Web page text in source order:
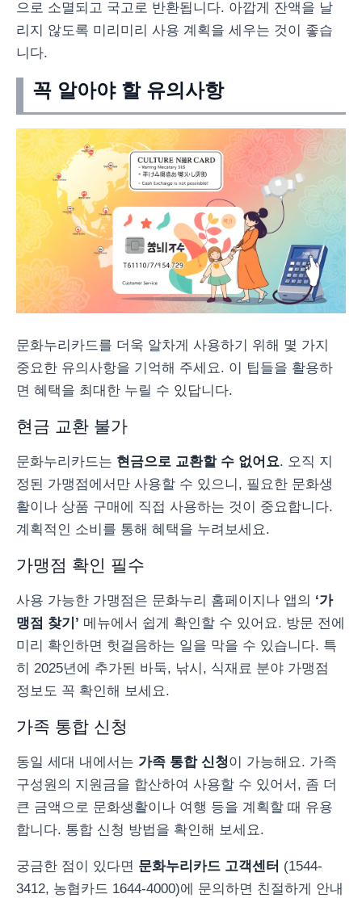
으로 소멸되고 국고로 반환됩니다. 아깝게 잔액을 날
리지 않도록 미리미리 사용 계획을 세우는 것이 좋습
니다.
꼭 알아야 할 유의사항
문화누리카드를 더욱 알차게 사용하기 위해 몇 가지
중요한 유의사항을 기억해 주세요. 이 팁들을 활용하
면 혜택을 최대한 누릴 수 있답니다.
현금 교환 불가
문화누리카드는 현금으로 교환할 수 없어요. 오직 지
정된 가맹점에서만 사용할 수 있으니, 필요한 문화생
활이나 상품 구매에 직접 사용하는 것이 중요합니다.
계획적인 소비를 통해 혜택을 누려보세요.
가맹점 확인 필수
사용 가능한 가맹점은 문화누리 홈페이지나 앱의 ‘가
맹점 찾기’ 메뉴에서 쉽게 확인할 수 있어요. 방문 전에
미리 확인하면 헛걸음하는 일을 막을 수 있습니다. 특
히 2025년에 추가된 바둑, 낚시, 식재료 분야 가맹점
정보도 꼭 확인해 보세요.
가족 통합 신청
동일 세대 내에서는 가족 통합 신청이 가능해요. 가족
구성원의 지원금을 합산하여 사용할 수 있어서, 좀 더
큰 금액으로 문화생활이나 여행 등을 계획할 때 유용
합니다. 통합 신청 방법을 확인해 보세요.
궁금한 점이 있다면 문화누리카드 고객센터 (1544-
3412, 농협카드 1644-4000)에 문의하면 친절하게 안내